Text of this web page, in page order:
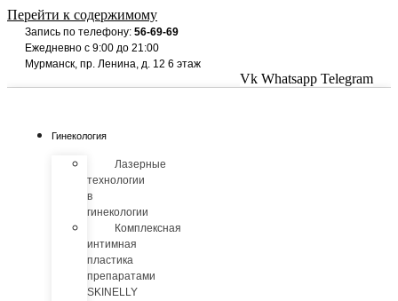
Перейти к содержимому
Запись по телефону: 56-69-69
Ежедневно с 9:00 до 21:00
Мурманск, пр. Ленина, д. 12 6 этаж
Vk Whatsapp Telegram
Гинекология
Лазерные
технологии
в
гинекологии
Комплексная
интимная
пластика
препаратами
SKINELLY